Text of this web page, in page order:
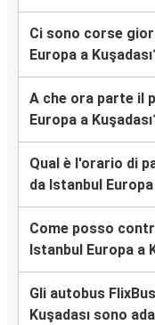
Ci sono corse
Europa a
A che ora parte il
Europa a
Qual è l'orario di
da Istanbul Europa
Come posso
Istanbul Europa a
Gli autobus
Kuşadası sono